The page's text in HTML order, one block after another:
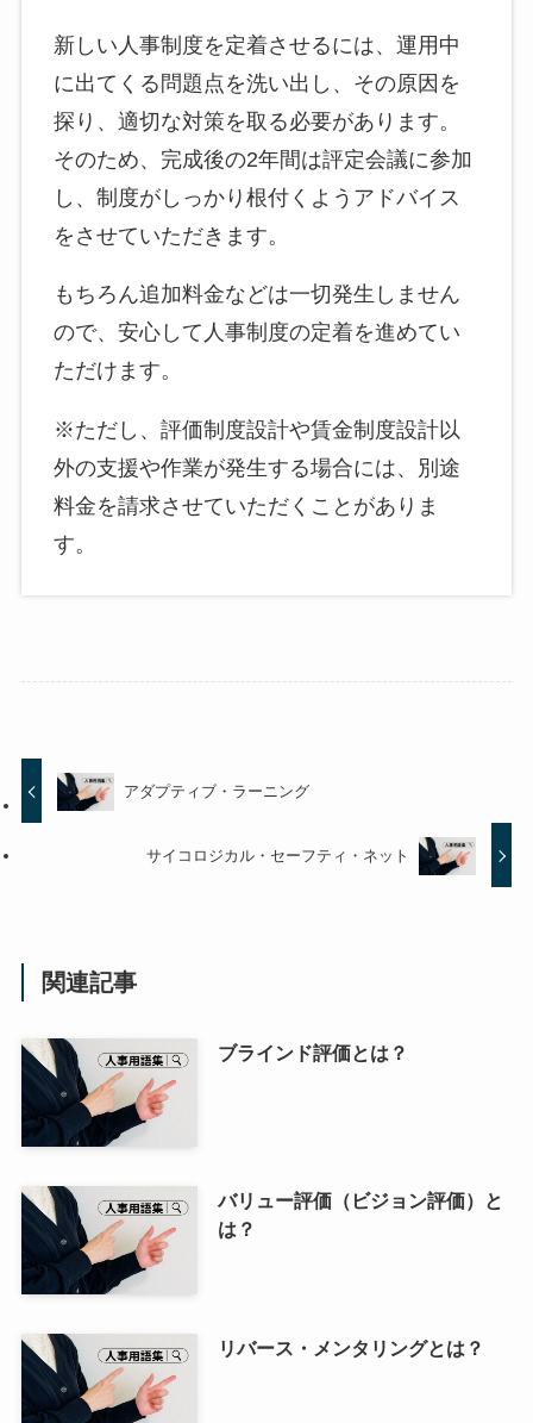
新しい人事制度を定着させるには、運用中
に出てくる問題点を洗い出し、その原因を
探り、適切な対策を取る必要があります。
そのため、完成後の2年間は評定会議に参加
し、制度がしっかり根付くようアドバイス
をさせていただきます。
もちろん追加料金などは一切発生しません
ので、安心して人事制度の定着を進めてい
ただけます。
※ただし、評価制度設計や賃金制度設計以
外の支援や作業が発生する場合には、別途
料金を請求させていただくことがありま
す。
アダプティブ・ラーニング
サイコロジカル・セーフティ・ネット
関連記事
ブラインド評価とは？
バリュー評価（ビジョン評価）と
は？
リバース・メンタリングとは？